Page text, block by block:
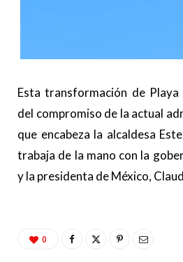
Esta transformación de
del compromiso de la actual
que encabeza la alcaldesa
trabaja de la mano con la
y la presidenta de México,
0